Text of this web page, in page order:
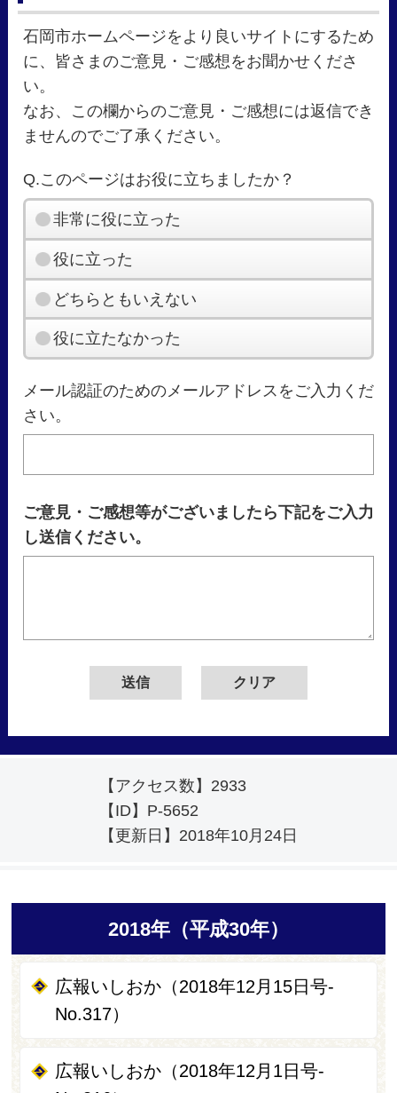
石岡市ホームページをより良いサイトにするため
に、皆さまのご意見・ご感想をお聞かせくださ
い。
なお、この欄からのご意見・ご感想には返信でき
ませんのでご了承ください。
Q.このページはお役に立ちましたか？
非常に役に立った
役に立った
どちらともいえない
役に立たなかった
メール認証のためのメールアドレスをご入力くだ
さい。
ご意見・ご感想等がございましたら下記をご入力
し送信ください。
【アクセス数】 2933
【ID】 P-5652
【更新日】 2018年10月24日
2018年（平成30年）
広報いしおか（2018年12月15日号-
No.317）
広報いしおか（2018年12月1日号-